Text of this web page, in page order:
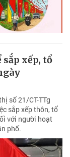
xếp, tổ
số 21/CT-TTg
sắp xếp thôn, tổ
với người hoạt
phố.